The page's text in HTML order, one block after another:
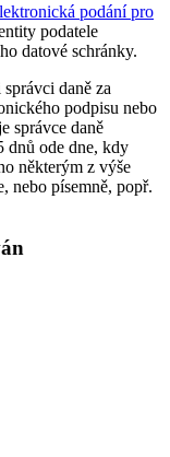
podání pro
podatele
datové schránky.
daně za
podpisu nebo
správce daně
dnů ode dne, kdy
některým z výše
nebo písemně, popř.